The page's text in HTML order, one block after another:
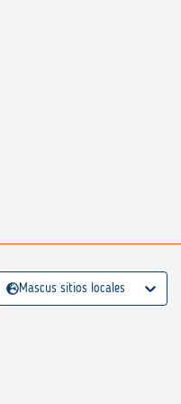
Mascus sitios locales